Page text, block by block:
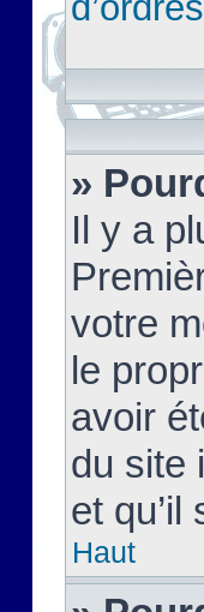
»
Il y a
votre
le
avoir
du site
et
Haut